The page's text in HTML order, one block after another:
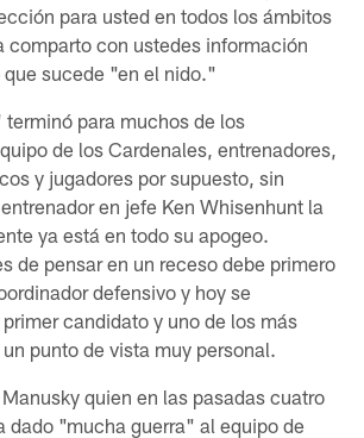
para usted en todos los ámbitos
comparto con ustedes información
sucede "en el nido."
terminó para muchos de los
de los Cardenales, entrenadores,
y jugadores por supuesto, sin
en jefe Ken Whisenhunt la
ya está en todo su apogeo.
de pensar en un receso debe primero
defensivo y hoy se
candidato y uno de los más
punto de vista muy personal.
quien en las pasadas cuatro
dado "mucha guerra" al equipo de